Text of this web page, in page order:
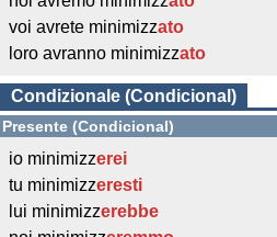
voi avrete minimizzato
loro avranno minimizzato
Condizionale (Condicional)
Presente (Condicional)
io minimizzerei
tu minimizzeresti
lui minimizzerebbe